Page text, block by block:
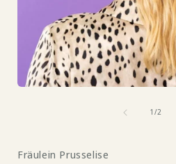
Medien
1 /von
2
Fräulein Prusselise